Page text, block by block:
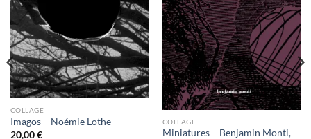
COLLAGE
Imagos – Noémie Lothe
20,00€
COLLAGE
Miniatures – Benjamin Monti,